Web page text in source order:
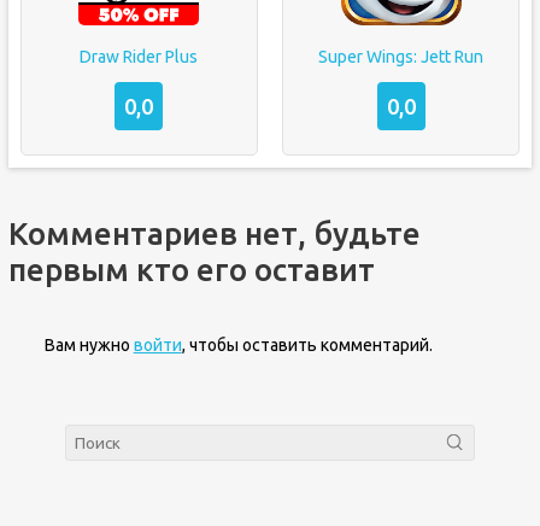
Draw Rider Plus
0,0
Super Wings: Jett Run
0,0
Комментариев нет, будьте
первым кто его оставит
Вам нужно войти, чтобы оставить комментарий.